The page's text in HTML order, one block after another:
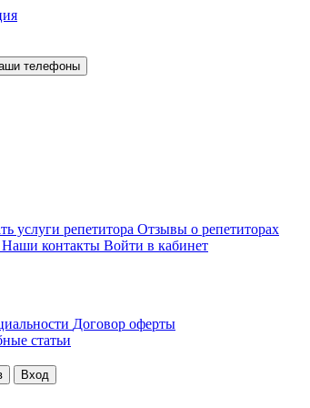
телефоны
услуги репетитора Отзывы о репетиторах
Наши контакты Войти в кабинет
Договор оферты
статьи
Вход